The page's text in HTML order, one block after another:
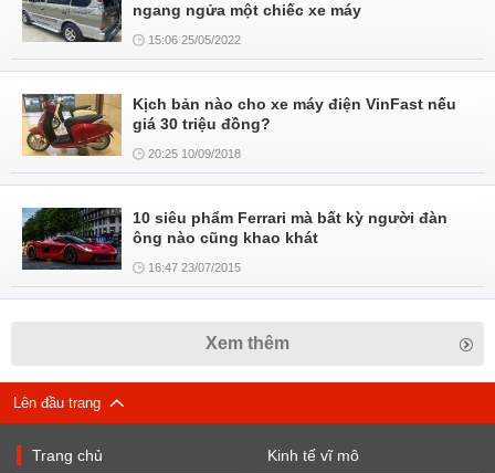
ngang ngửa một chiếc xe máy
15:06 25/05/2022
Kịch bản nào cho xe máy điện VinFast nếu
giá 30 triệu đồng?
20:25 10/09/2018
10 siêu phẩm Ferrari mà bất kỳ người đàn
ông nào cũng khao khát
16:47 23/07/2015
Xem thêm
Lên đầu trang
Trang chủ Kinh tế vĩ mô